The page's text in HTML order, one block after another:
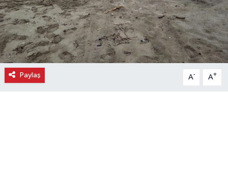
Paylaş A- A+
Gündem
Gurme
Haber